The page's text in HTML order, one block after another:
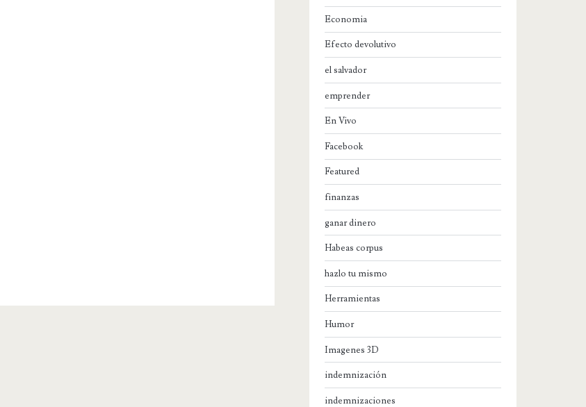
Economia
Efecto devolutivo
el salvador
emprender
En Vivo
Facebook
Featured
finanzas
ganar dinero
Habeas corpus
hazlo tu mismo
Herramientas
Humor
Imagenes 3D
indemnización
indemnizaciones